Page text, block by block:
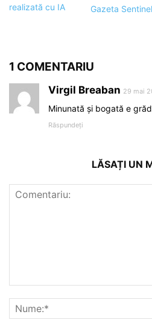
Gazeta
1 COMENTARIU
Virgil Breaban 29 mai
Minunată şi bogată e
Răspundeți
LĂSAȚI UN